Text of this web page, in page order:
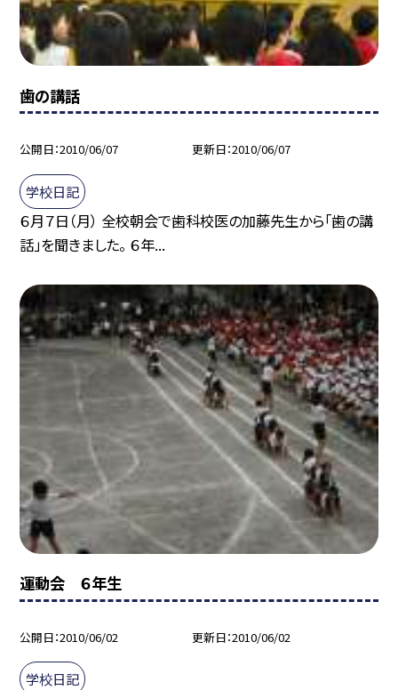
歯の講話
公開日 2010/06/07 更新日 2010/06/07
学校日記
６月７日（月） 全校朝会で歯科校医の加藤先生から「歯の講
話」を聞きました。 ６年...
運動会 ６年生
公開日 2010/06/02 更新日 2010/06/02
学校日記